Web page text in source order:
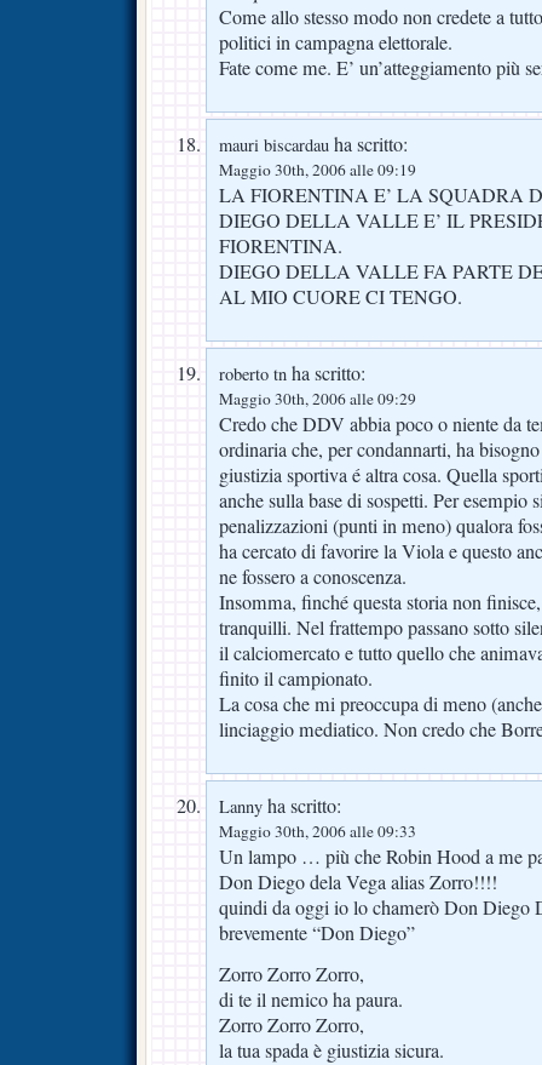
Come allo stesso modo non credete a
politici in campagna elettorale.
Fate come me. E’ un’atteggiamento più
mauri biscardau ha scritto:
Maggio 30th, 2006 alle 09:19
LA FIORENTINA E’ LA SQUADRA
DIEGO DELLA VALLE E’ IL
FIORENTINA.
DIEGO DELLA VALLE FA PARTE
AL MIO CUORE CI TENGO.
roberto tn ha scritto:
Maggio 30th, 2006 alle 09:29
Credo che DDV abbia poco o niente da
ordinaria che, per condannarti, ha
giustizia sportiva é altra cosa. Quella
anche sulla base di sospetti. Per esempio
penalizzazioni (punti in meno) qualora
ha cercato di favorire la Viola e questo
ne fossero a conoscenza.
Insomma, finché questa storia non
tranquilli. Nel frattempo passano sotto
il calciomercato e tutto quello che
finito il campionato.
La cosa che mi preoccupa di meno
linciaggio mediatico. Non credo che
Lanny ha scritto:
Maggio 30th, 2006 alle 09:33
Un lampo … più che Robin Hood a me
Don Diego dela Vega alias Zorro!!!!
quindi da oggi io lo chamerò Don Diego
brevemente “Don Diego”
Zorro Zorro Zorro,
di te il nemico ha paura.
Zorro Zorro Zorro,
la tua spada è giustizia sicura.